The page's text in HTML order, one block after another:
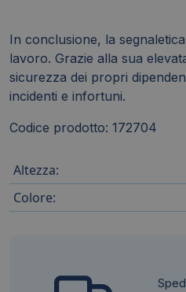
In conclusione, la
lavoro. Grazie alla sua
sicurezza dei propri
incidenti e infortuni.
Codice prodotto: 172704
Altezza:
Colore: